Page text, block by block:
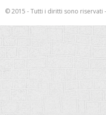
© 2015 - Tutti i diritti sono riservati